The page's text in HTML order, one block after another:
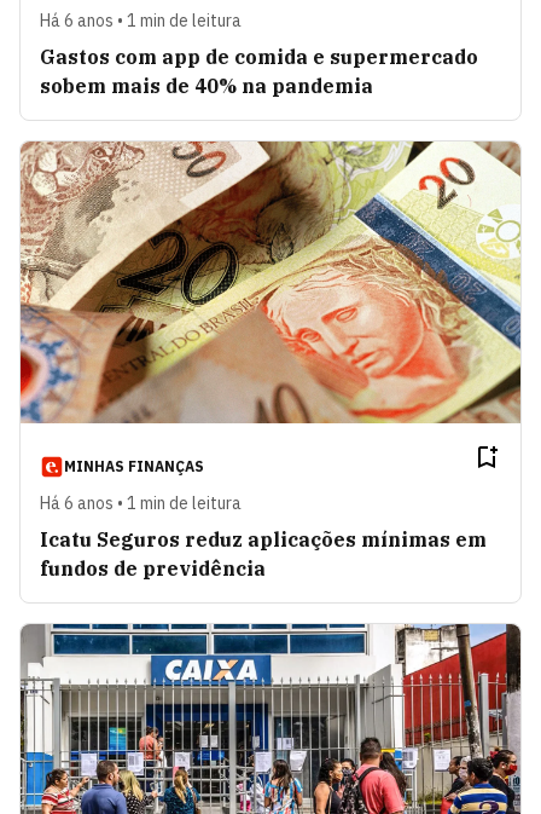
Há 6 anos • 1 min de leitura
Gastos com app de comida e supermercado
sobem mais de 40% na pandemia
MINHAS FINANÇAS
Há 6 anos • 1 min de leitura
Icatu Seguros reduz aplicações mínimas em
fundos de previdência